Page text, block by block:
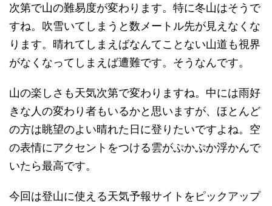
次第で山の難易度が変わります。特に冬山はそうで
すね。吹雪いてしまうと数メートル先が見えなくな
ります。晴れてしまえばなんてことない山道も視界
がなくなってしまえば遭難です。そうなんです。
山の楽しさも天気次第で変わりますね。中には雨好
きな人の変わり者もいるかと思いますが、ほとんど
の方は眺望のよい晴れた日に登りたいですよね。空
の表情にアクセントをつける雲がぷかぷか浮かんで
いたら最高です。
今回は登山に使える天気予報サイトをピックアップ